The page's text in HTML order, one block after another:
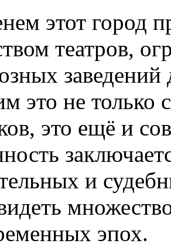
этот город
театров,
это не только
это ещё и
и
эпох.